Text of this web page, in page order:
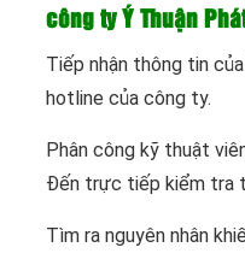
công ty Ý Thuận
Tiếp nhận thông tin
hotline của công ty.
Phân công kỹ thuật
Đến trực tiếp kiểm tra
Tìm ra nguyên nhân